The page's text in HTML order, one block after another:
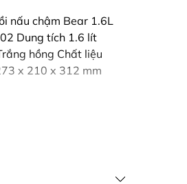
nấu chậm Bear 1.6L
Dung tích 1.6 lít
hồng Chất liệu
x 210 x 312 mm